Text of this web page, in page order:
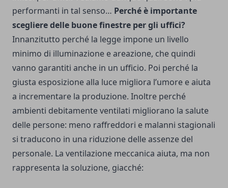
performanti in tal senso… Perché è importante
scegliere delle buone finestre per gli uffici?
Innanzitutto perché la legge impone un livello
minimo di illuminazione e areazione, che quindi
vanno garantiti anche in un ufficio. Poi perché la
giusta esposizione alla luce migliora l’umore e aiuta
a incrementare la produzione. Inoltre perché
ambienti debitamente ventilati migliorano la salute
delle persone: meno raffreddori e malanni stagionali
si traducono in una riduzione delle assenze del
personale. La ventilazione meccanica aiuta, ma non
rappresenta la soluzione, giacché: